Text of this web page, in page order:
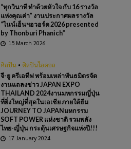
“ทุกวินาที ทำด้วยหัวใจ กับ 16 รางวัล
แห่งคุณค่า” งานประกาศผลรางวัล
“ไนน์เอ็นฯอวอร์ด 2026 presented
by Thonburi Phanich”
15 March 2026
ศิลปิน • ศิลปินไอดอล
จี-ยู ครีเอทีฟ พร้อมเหล่าพันธมิตรจัด
งานแถลงข่าว JAPAN EXPO
THAILAND 2024งานมหกรรมญี่ปุ่น
ที่ยิ่งใหญ่ที่สุดในเอเชีย ภายใต้ธีม
JOURNEY TO JAPANมหกรรม
SOFT POWER แห่งชาติ รวมพลัง
ไทย-ญี่ปุ่น กระตุ้นเศรษฐกิจแห่งปี!!!
17 January 2024